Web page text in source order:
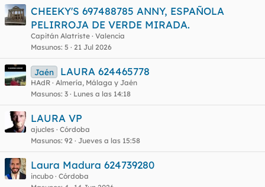
CHEEKY'S 697488785 ANNY, ESPAÑOLA
PELIRROJA DE VERDE MIRADA.
Capitán Alatriste Valencia
Masunos 5 21 Jul 2026
Jaén LAURA 624465778
HAdR
Almería, Málaga y Jaén
Masunos 3 Lunes a las 14:18
LAURA VP
ajucles Córdoba
Masunos 92 Jueves a las 15:58
Laura Madura 624739280
incubo Córdoba